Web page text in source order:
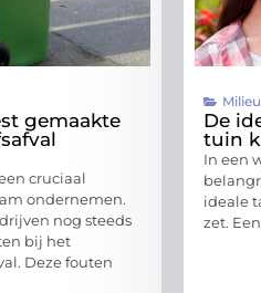
gemaakte
cruciaal
ondernemen.
nog steeds
bij het
Deze fouten
Milieu
De
tuin
In een
ideale
zet.